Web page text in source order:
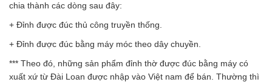
chia thành các dòng sau đây:
+ Đỉnh được đúc thủ công truyền thống.
+ Đỉnh được đúc bằng máy móc theo dây chuyền.
*** Theo đó, những sản phẩm đỉnh thờ được đúc bằng máy có
xuất xứ từ Đài Loan được nhập vào Việt nam để bán. Thường thì